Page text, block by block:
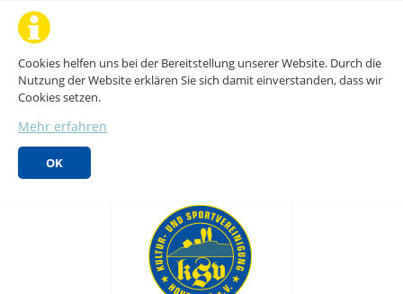
Cookies helfen uns bei der Bereitstellung unserer Website. Durch die
Nutzung der Website erklären Sie sich damit einverstanden, dass wir
Cookies setzen.
Mehr erfahren
OK